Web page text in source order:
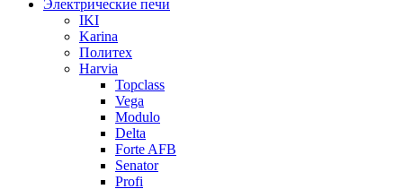
Электрические печи
IKI
Karina
Политех
Harvia
Topclass
Vega
Modulo
Delta
Forte AFB
Senator
Profi